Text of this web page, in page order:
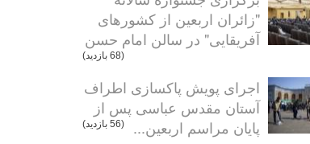
"زائران اربعین از کشورهای
آفریقایی" در سالن امام حسن
(68 بازدید)
اجرای پویش پاکسازی اطراف
آستان مقدس عباسی پس از
پایان مراسم اربعین...
(56 بازدید)